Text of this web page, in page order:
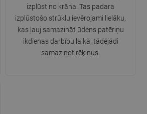
izplūst no krāna. Tas padara
izplūstošo strūklu ievērojami lielāku,
kas ļauj samazināt ūdens patēriņu
ikdienas darbību laikā, tādējādi
samazinot rēķinus.